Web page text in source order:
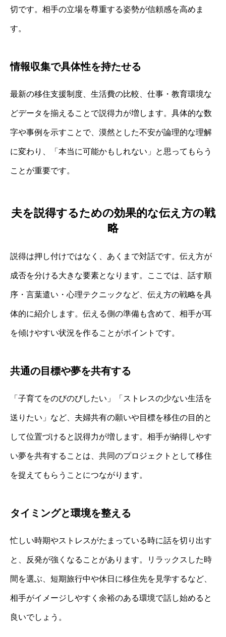
切です。相手の立場を尊重する姿勢が信頼感を高めま
す。
情報収集で具体性を持たせる
最新の移住支援制度、生活費の比較、仕事・教育環境な
どデータを揃えることで説得力が増します。具体的な数
字や事例を示すことで、漠然とした不安が論理的な理解
に変わり、「本当に可能かもしれない」と思ってもらう
ことが重要です。
夫を説得するための効果的な伝え方の戦
略
説得は押し付けではなく、あくまで対話です。伝え方が
成否を分ける大きな要素となります。ここでは、話す順
序・言葉遣い・心理テクニックなど、伝え方の戦略を具
体的に紹介します。伝える側の準備も含めて、相手が耳
を傾けやすい状況を作ることがポイントです。
共通の目標や夢を共有する
「子育てをのびのびしたい」「ストレスの少ない生活を
送りたい」など、夫婦共有の願いや目標を移住の目的と
して位置づけると説得力が増します。相手が納得しやす
い夢を共有することは、共同のプロジェクトとして移住
を捉えてもらうことにつながります。
タイミングと環境を整える
忙しい時期やストレスがたまっている時に話を切り出す
と、反発が強くなることがあります。リラックスした時
間を選ぶ、短期旅行中や休日に移住先を見学するなど、
相手がイメージしやすく余裕のある環境で話し始めると
良いでしょう。